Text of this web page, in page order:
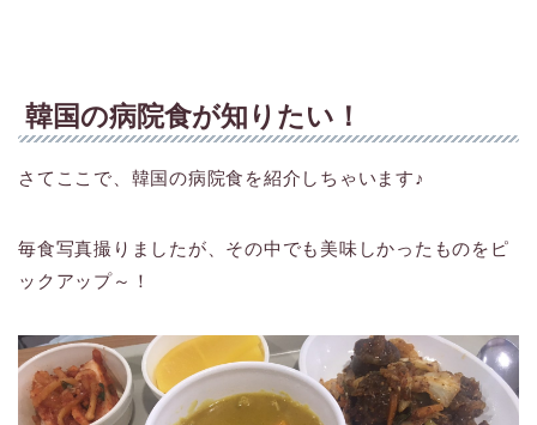
韓国の病院食が知りたい！
さてここで、韓国の病院食を紹介しちゃいます♪
毎食写真撮りましたが、その中でも美味しかったものをピ
ックアップ～！